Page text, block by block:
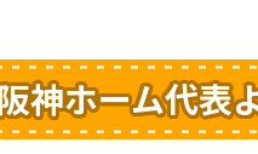
神ホーム代表